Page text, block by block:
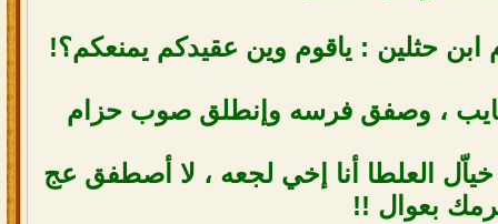
ابن حثلين : ياقوم وين عقيدكم يمنعكم؟!
، وصفق فرسه وإنطلق صوب حزام
العلطا أنا إخي لجعه ، لا أصطفق عج
بعوال !!